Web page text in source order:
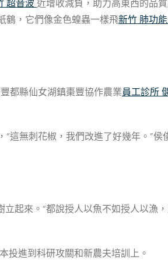
超音波近增收減負，助力高東西的品
鶴，它們像金色蝗蟲一樣飛新竹 肺功能
都縣仙女湖鎮棗豐協作農業員工診所
這無刺花椒，我們改進了好幾年。”侯
起來。“都說授人以魚不如授人以漁
投進到科研攻關和新農夫培訓上。